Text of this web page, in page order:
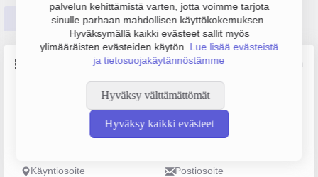
palvelun kehittämistä varten, jotta voimme tarjota
sinulle parhaan mahdollisen käyttökokemuksen.
Hyväksymällä kaikki evästeet sallit myös
ylimääräisten evästeiden käytön. Lue lisää evästeistä
ja tietosuojakäytännöstämme
Hyväksy välttämättömät
Hyväksy kaikki evästeet
Perustiedot Tilinpäätösluvut Päättäjätiedot
Lähde: YTJ, PRH, Traficom
Henkilöstömäärä
10–19
Käyntiosoite Postiosoite